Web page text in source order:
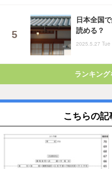
日本全国
読める？
2025.5.27 Tue
ランキン
こちらの